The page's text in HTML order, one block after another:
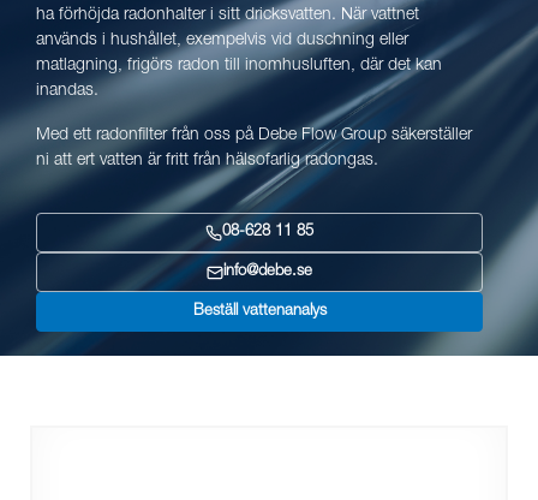
ha förhöjda radonhalter i sitt dricksvatten. När vattnet
används i hushållet, exempelvis vid duschning eller
matlagning, frigörs radon till inomhusluften, där det kan
inandas.
Med ett radonfilter från oss på Debe Flow Group säkerställer
ni att ert vatten är fritt från hälsofarlig radongas.
08-628 11 85
info@debe.se
Beställ vattenanalys